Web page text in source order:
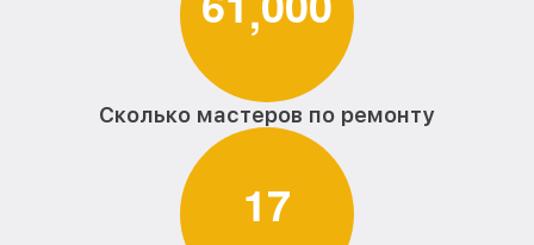
Сколько мастеров по ремонту
17